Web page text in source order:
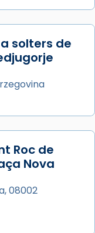
Cugat, a
la tradició
a Júlia”) i
=
1667, el
en una obra
Iluro.
solters de
Roc de
Nova
08002